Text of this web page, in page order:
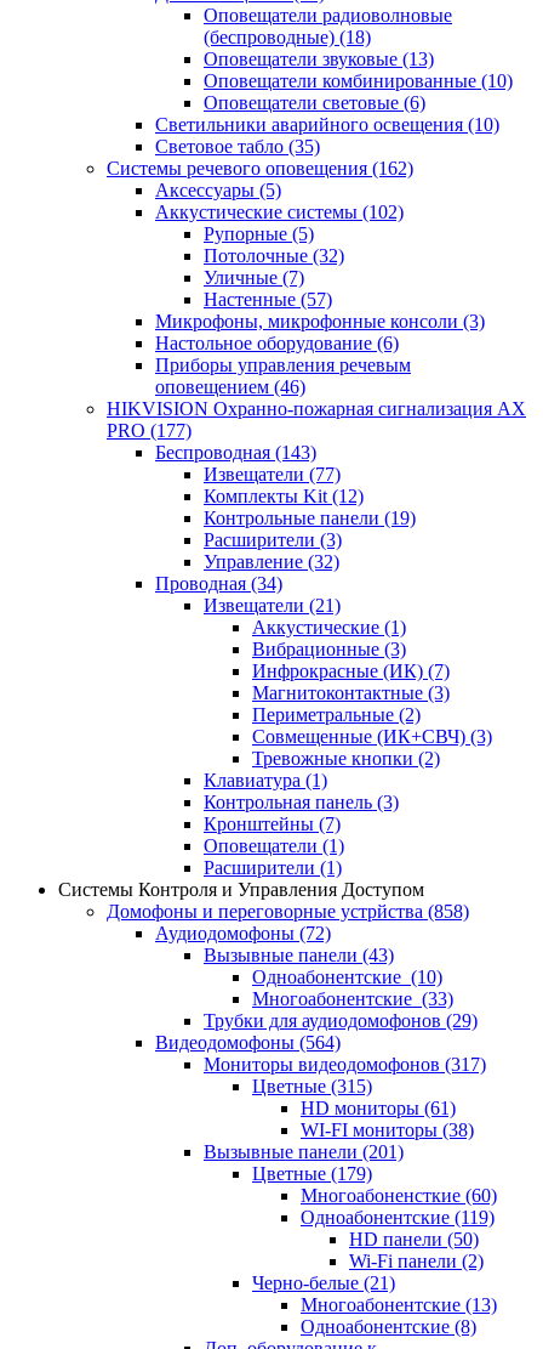
Оповещатели радиоволновые
(беспроводные) (18)
Оповещатели звуковые (13)
Оповещатели комбинированные (10)
Оповещатели световые (6)
Светильники аварийного освещения (10)
Световое табло (35)
Системы речевого оповещения (162)
Аксессуары (5)
Аккустические системы (102)
Рупорные (5)
Потолочные (32)
Уличные (7)
Настенные (57)
Микрофоны, микрофонные консоли (3)
Настольное оборудование (6)
Приборы управления речевым
оповещением (46)
HIKVISION Охранно-пожарная сигнализация AX
PRO (177)
Беспроводная (143)
Извещатели (77)
Комплекты Kit (12)
Контрольные панели (19)
Расширители (3)
Управление (32)
Проводная (34)
Извещатели (21)
Аккустические (1)
Вибрационные (3)
Инфрокрасные (ИК) (7)
Магнитоконтактные (3)
Периметральные (2)
Совмещенные (ИК+СВЧ) (3)
Тревожные кнопки (2)
Клавиатура (1)
Контрольная панель (3)
Кронштейны (7)
Оповещатели (1)
Расширители (1)
Системы Контроля и Управления Доступом
Домофоны и переговорные устрйства (858)
Аудиодомофоны (72)
Вызывные панели (43)
Одноабонентские (10)
Многоабонентские (33)
Трубки для аудиодомофонов (29)
Видеодомофоны (564)
Мониторы видеодомофонов (317)
Цветные (315)
HD мониторы (61)
WI-FI мониторы (38)
Вызывные панели (201)
Цветные (179)
Многоабоненсткие (60)
Одноабонентские (119)
HD панели (50)
Wi-Fi панели (2)
Черно-белые (21)
Многоабонентские (13)
Одноабонентские (8)